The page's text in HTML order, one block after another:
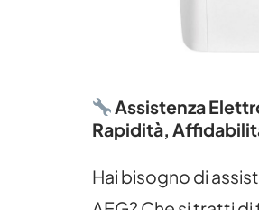
Assistenza
Rapidità,
Hai bisogno di